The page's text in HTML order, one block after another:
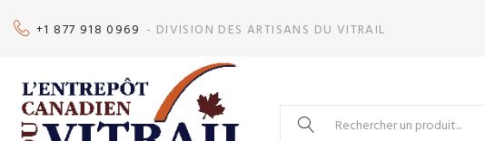
+1 877 918 0969 - DIVISION DES ARTISANS DU VITRAIL
Search